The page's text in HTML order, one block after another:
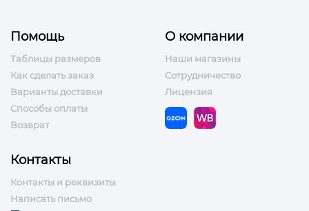
Помощь
Таблицы размеров
Как сделать заказ
Варианты доставки
Способы оплаты
Возврат
О компании
Наши магазины
Сотрудничество
Лицензия
Контакты
Контакты и реквизиты
Написать письмо